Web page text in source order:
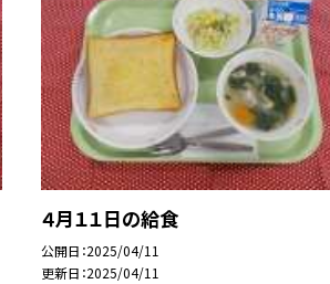
４月１１日の給食
公開日 2025/04/11
更新日 2025/04/11